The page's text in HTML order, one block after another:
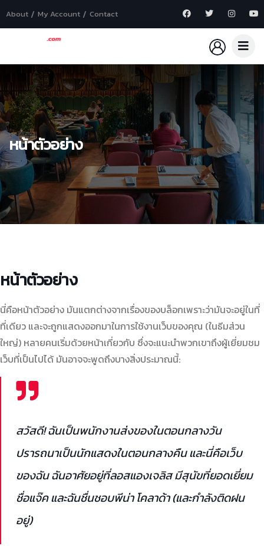
About My Account Contact
หน้าตัวอย่าง
หน้าตัวอย่าง
นี่คือหน้าตัวอย่าง มันแตกต่างจากเรื่องของบล็อกเพราะว่ามันจะอยู่ในที่
ที่เดียว และจะถูกแสดงออกมาในการใช้งานเว็บของคุณ (ในธีมส่วน
ใหญ่) หลายคนเริ่มด้วยหน้าเกี่ยวกับ ซึ่งจะแนะนำพวกเขาถึงผู้เยี่ยมชม
เว็บที่เป็นไปได้ มันอาจจะพูดถึงบางสิ่งประมาณนี้:
สวัสดี! ฉันเป็นพนักงานส่งของในตอนกลางวัน
ปรารถนาเป็นนักแสดงในตอนกลางคืน และนี่คือเว็บ
ของฉัน ฉันอาศัยอยู่ที่ลอสแองเจลิส มีสุนัขที่ยอดเยี่ยม
ชื่อแจ๊ค และฉันชื่นชอบพีน่า โคลาด้า (และกำลังติดฝน
อยู่)